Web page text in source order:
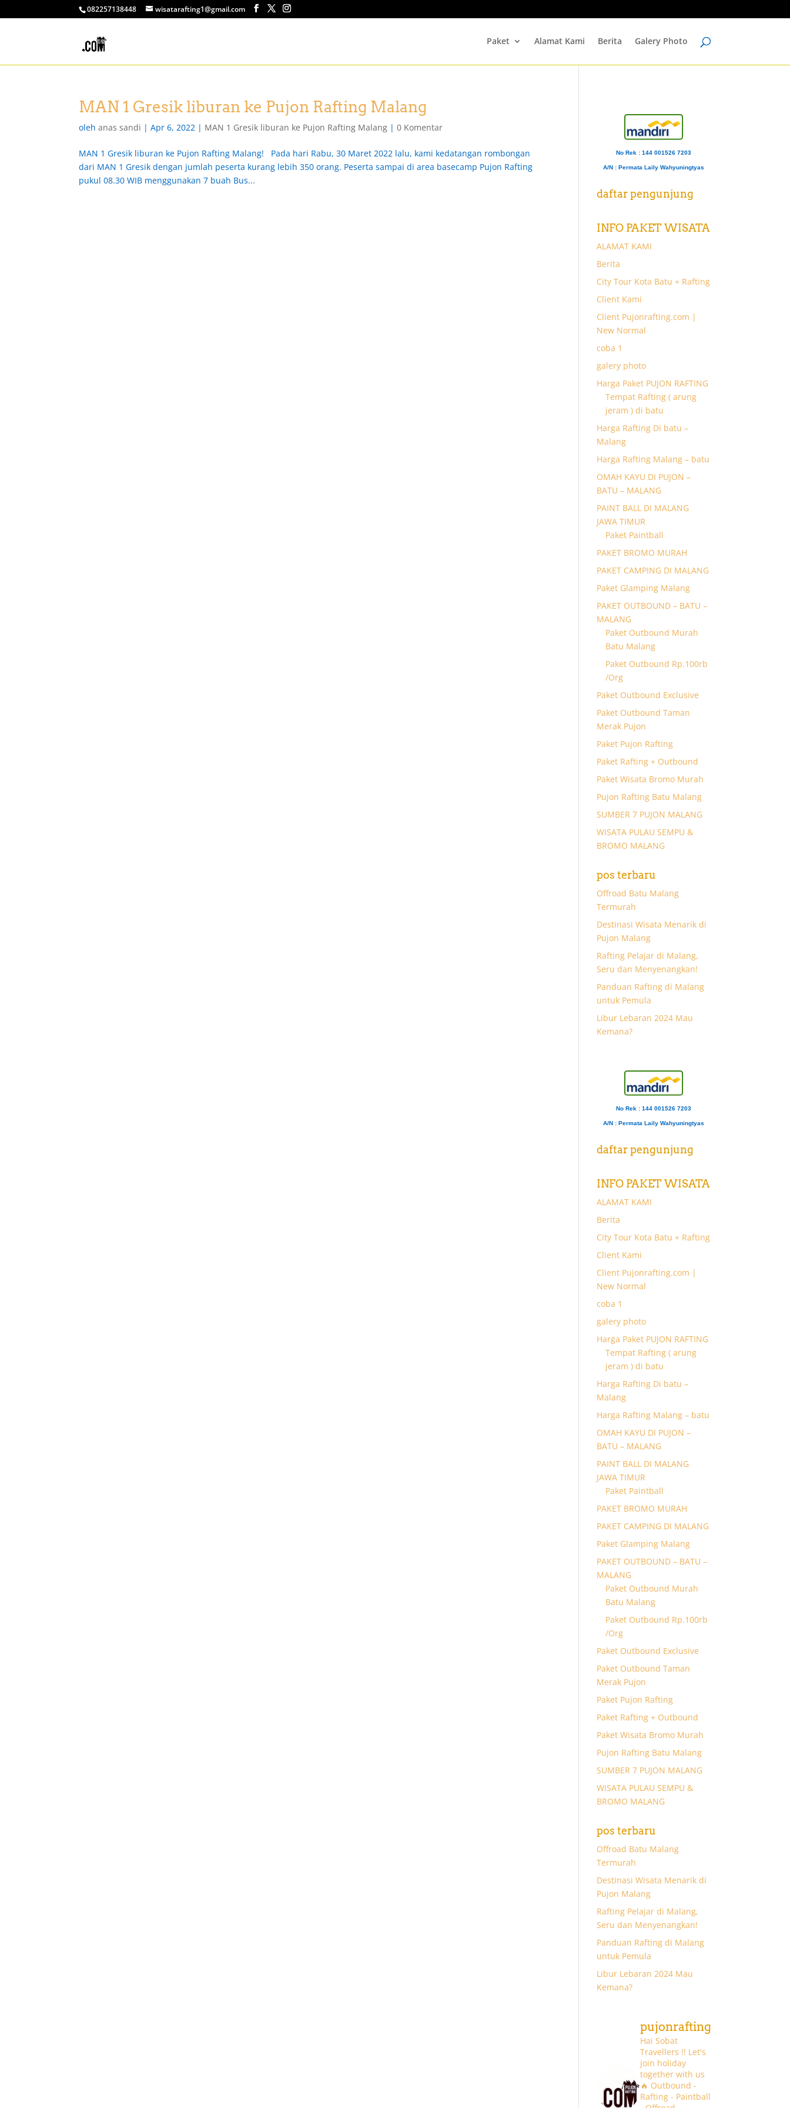
082257138448 wisatarafting1@gmail.com
Paket Alamat Kami Berita Galery Photo
MAN 1 Gresik liburan ke Pujon Rafting Malang
olehanas sandi |Apr 6, 2022 | MAN 1 Gresik liburan ke Pujon Rafting Malang |0 Komentar
MAN 1 Gresik liburan ke Pujon Rafting Malang! Pada hari Rabu, 30 Maret 2022 lalu, kami kedatangan rombongan
dari MAN 1 Gresik dengan jumlah peserta kurang lebih 350 orang. Peserta sampai di area basecamp Pujon Rafting
pukul 08.30 WIB menggunakan 7 buah Bus...
No Rek : 144 001526 7203
A/N : Permata Laily Wahyuningtyas
daftar pengunjung
INFO PAKET WISATA
ALAMAT KAMI
Berita
City Tour Kota Batu + Rafting
Client Kami
Client Pujonrafting.com |
New Normal
coba 1
galery photo
Harga Paket PUJON RAFTING
Tempat Rafting ( arung
jeram ) di batu
Harga Rafting Di batu –
Malang
Harga Rafting Malang – batu
OMAH KAYU DI PUJON –
BATU – MALANG
PAINT BALL DI MALANG
JAWA TIMUR
Paket Paintball
PAKET BROMO MURAH
PAKET CAMPING DI MALANG
Paket Glamping Malang
PAKET OUTBOUND – BATU –
MALANG
Paket Outbound Murah
Batu Malang
Paket Outbound Rp.100rb
/Org
Paket Outbound Exclusive
Paket Outbound Taman
Merak Pujon
Paket Pujon Rafting
Paket Rafting + Outbound
Paket Wisata Bromo Murah
Pujon Rafting Batu Malang
SUMBER 7 PUJON MALANG
WISATA PULAU SEMPU &
BROMO MALANG
pos terbaru
Offroad Batu Malang
Termurah
Destinasi Wisata Menarik di
Pujon Malang
Rafting Pelajar di Malang,
Seru dan Menyenangkan!
Panduan Rafting di Malang
untuk Pemula
Libur Lebaran 2024 Mau
Kemana?
No Rek : 144 001526 7203
A/N : Permata Laily Wahyuningtyas
daftar pengunjung
INFO PAKET WISATA
ALAMAT KAMI
Berita
City Tour Kota Batu + Rafting
Client Kami
Client Pujonrafting.com |
New Normal
coba 1
galery photo
Harga Paket PUJON RAFTING
Tempat Rafting ( arung
jeram ) di batu
Harga Rafting Di batu –
Malang
Harga Rafting Malang – batu
OMAH KAYU DI PUJON –
BATU – MALANG
PAINT BALL DI MALANG
JAWA TIMUR
Paket Paintball
PAKET BROMO MURAH
PAKET CAMPING DI MALANG
Paket Glamping Malang
PAKET OUTBOUND – BATU –
MALANG
Paket Outbound Murah
Batu Malang
Paket Outbound Rp.100rb
/Org
Paket Outbound Exclusive
Paket Outbound Taman
Merak Pujon
Paket Pujon Rafting
Paket Rafting + Outbound
Paket Wisata Bromo Murah
Pujon Rafting Batu Malang
SUMBER 7 PUJON MALANG
WISATA PULAU SEMPU &
BROMO MALANG
pos terbaru
Offroad Batu Malang
Termurah
Destinasi Wisata Menarik di
Pujon Malang
Rafting Pelajar di Malang,
Seru dan Menyenangkan!
Panduan Rafting di Malang
untuk Pemula
Libur Lebaran 2024 Mau
Kemana?
pujonrafting
Hai Sobat
Travellers !! Let's
join holiday
together with us
🔥 Outbound -
Rafting - Paintball